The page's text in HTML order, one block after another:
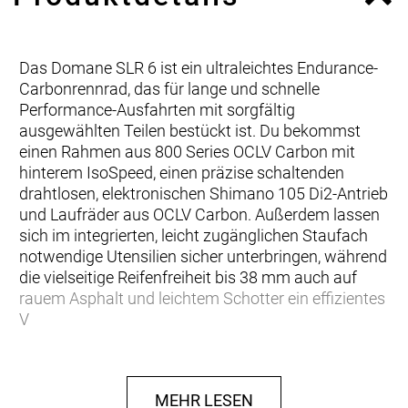
Das Domane SLR 6 ist ein ultraleichtes Endurance-
Carbonrennrad, das für lange und schnelle
Performance-Ausfahrten mit sorgfältig
ausgewählten Teilen bestückt ist. Du bekommst
einen Rahmen aus 800 Series OCLV Carbon mit
hinterem IsoSpeed, einen präzise schaltenden
drahtlosen, elektronischen Shimano 105 Di2-Antrieb
und Laufräder aus OCLV Carbon. Außerdem lassen
sich im integrierten, leicht zugänglichen Staufach
notwendige Utensilien sicher unterbringen, während
die vielseitige Reifenfreiheit bis 38 mm auch auf
rauem Asphalt und leichtem Schotter ein effizientes
V
Komfortvorteilen bist, das sich auf
Gruppenausfahrten wohlfühlt, lange Renntage
MEHR LESEN